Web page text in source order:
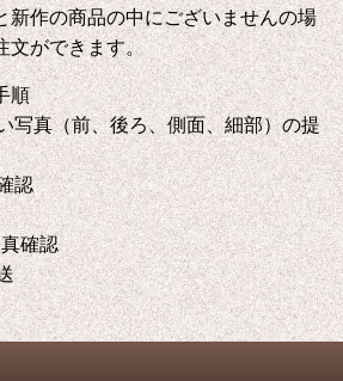
新作の商品の中にございませんの場
文ができます。
順
写真（前、後ろ、側面、細部）の提
認
確認